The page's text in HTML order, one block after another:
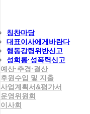
칭찬마당
대표이사에게바란다
행동강령위반신고
성희롱·성폭력신고
예산·추경·결산
후원수입 및 지출
사업계획서&평가서
운영위원회
이사회